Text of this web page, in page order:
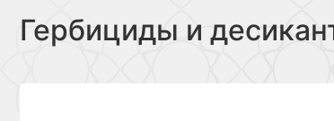
Гербициды и